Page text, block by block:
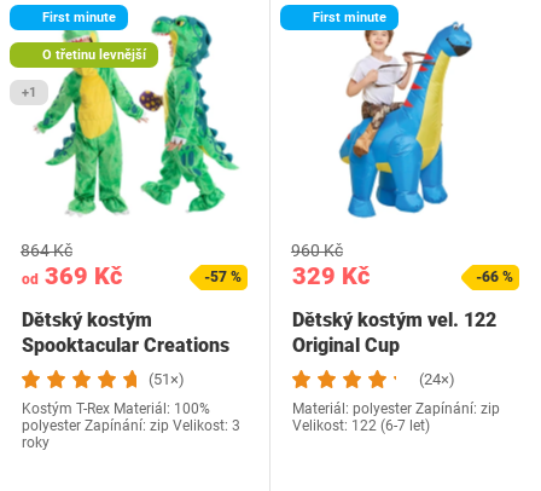
First minute
O třetinu levnější
+1
od 369 Kč
864 Kč
-57 %
Dětský kostým
Spooktacular Creations
20259
(51×)
Kostým T-Rex Materiál: 100%
polyester Zapínání: zip Velikost: 3
roky
First minute
329 Kč
960 Kč
-66 %
Dětský kostým vel. 122
Original Cup
(24×)
Materiál: polyester Zapínání: zip
Velikost: 122 (6-7 let)